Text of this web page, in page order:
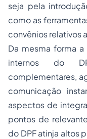
seja pela
como as
convênios relativos
Da mesma forma
internos do
complementares,
comunicação
aspectos de
pontos de
do DPF atinja altos